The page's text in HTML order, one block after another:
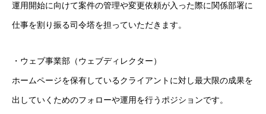
運用開始に向けて案件の管理や変更依頼が入った際に関係部署に
仕事を割り振る司令塔を担っていただきます。
・ウェブ事業部（ウェブディレクター）
ホームページを保有しているクライアントに対し最大限の成果を
出していくためのフォローや運用を行うポジションです。